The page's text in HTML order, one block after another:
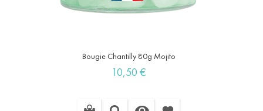
Bougie Chantilly 80g Mojito
Prix
10,50 €